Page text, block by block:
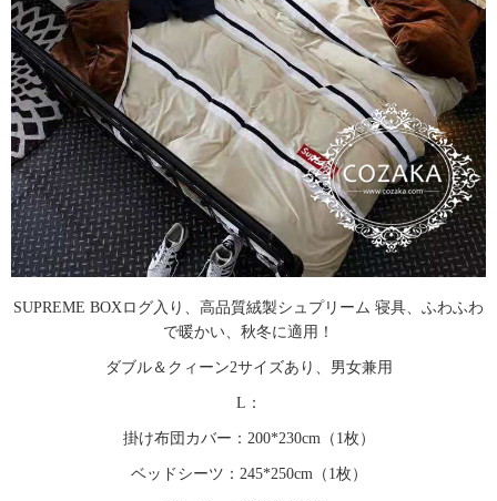
SUPREME BOXログ入り、高品質絨製シュプリーム 寝具、ふわふわ
で暖かい、秋冬に適用！
ダブル＆クィーン2サイズあり、男女兼用
L：
掛け布団カバー：200*230cm（1枚）
ベッドシーツ：245*250cm（1枚）